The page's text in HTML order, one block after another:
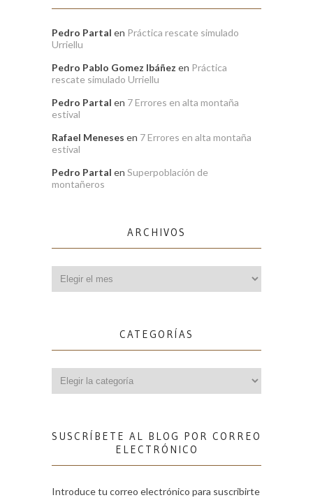
Pedro Partal en Práctica rescate simulado
Urriellu
Pedro Pablo Gomez Ibáñez en Práctica
rescate simulado Urriellu
Pedro Partal en 7 Errores en alta montaña
estival
Rafael Meneses en 7 Errores en alta montaña
estival
Pedro Partal en Superpoblación de
montañeros
ARCHIVOS
CATEGORÍAS
SUSCRÍBETE AL BLOG POR CORREO
ELECTRÓNICO
Introduce tu correo electrónico para suscribirte